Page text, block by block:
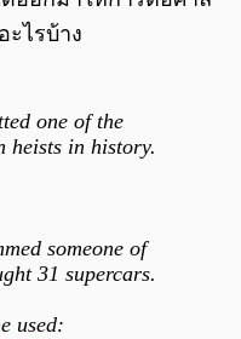
ะไรบ้าง
one of the
heists in history.
someone of
31 supercars.
used: